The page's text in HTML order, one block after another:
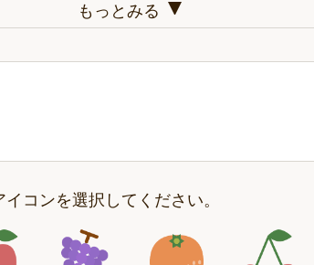
もっとみる
コンを選択してください。
アイコン3 アイコン4 アイコン5